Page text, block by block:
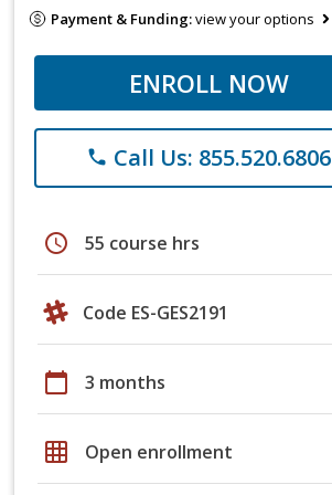
Payment & Funding:view your options
ENROLL NOW
phone Call Us: 855.520.6806
schedule 55 course hrs
Code ES-GES2191
calendar_today 3 months
grid_on Open enrollment